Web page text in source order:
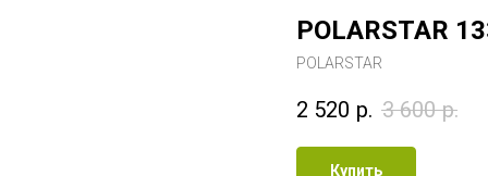
POLARSTAR
POLARSTAR
2 520 р. 3 600 р.
Купить